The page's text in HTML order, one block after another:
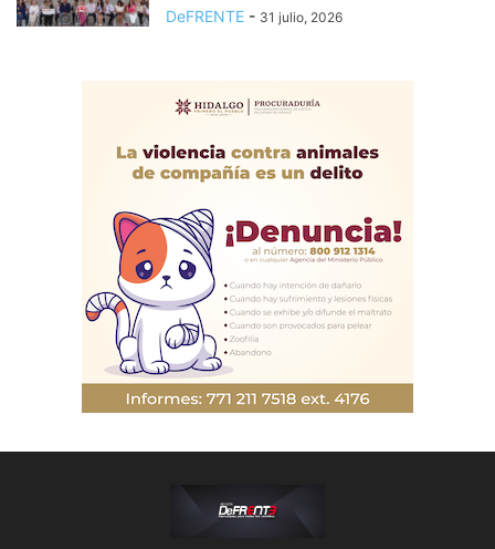
DeFRENTE - 31 julio, 2026